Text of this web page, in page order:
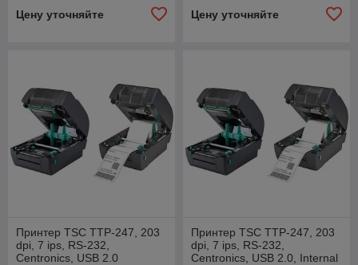
Цену уточняйте Цену уточняйте
Принтер TSC TTP-247, 203
dpi, 7 ips, RS-232,
Centronics, USB 2.0
Принтер TSC TTP-247, 203
dpi, 7 ips, RS-232,
Centronics, USB 2.0, Internal